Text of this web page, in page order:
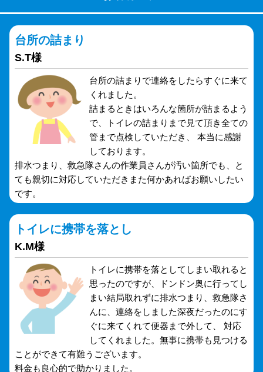
台所の詰まり
S.T様
台所の詰まりで連絡をしたらすぐに来て
くれました。
詰まるときはいろんな箇所が詰まるよう
で、トイレの詰まりまで見て頂き全ての
管まで点検していただき、 本当に感謝
しております。
排水つまり、救急隊さんの作業員さんが汚い箇所でも、と
ても親切に対応していただきまた何かあればお願いしたい
です。
トイレに携帯を落とし
K.M様
トイレに携帯を落としてしまい取れると
思ったのですが、ドンドン奥に行ってし
まい結局取れずに排水つまり、救急隊さ
んに、連絡をしました深夜だったのにす
ぐに来てくれて便器まで外して、 対応
してくれました。無事に携帯も見つける
ことができて有難うございます。
料金も良心的で助かりました。